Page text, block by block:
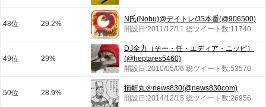
48位 29.2%
N氏(Nobu)@デイトレ/JS本番(@906500)
開設日:2011/12/11 総ツイート数:11740
49位 29%
DJ全力（そー・任・エディア・ニッピ）
(@heptares5460)
開設日:2010/05/06 総ツイート数:53570
50位 28.9%
損斬丸＠news830(@news830com)
開設日:2014/12/15 総ツイート数:26956